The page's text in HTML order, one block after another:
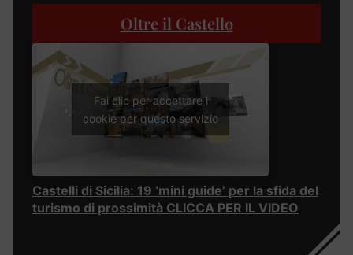
Oltre il Castello
Fai clic per accettare i
cookie per questo servizio
Castelli di Sicilia: 19 ‘mini guide’ per la sfida del
turismo di prossimità CLICCA PER IL VIDEO